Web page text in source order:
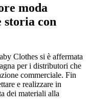
moda
storia con
Clothes si è affermata
per i distributori che
commerciale. Fin
e realizzare in
dei materiali alla